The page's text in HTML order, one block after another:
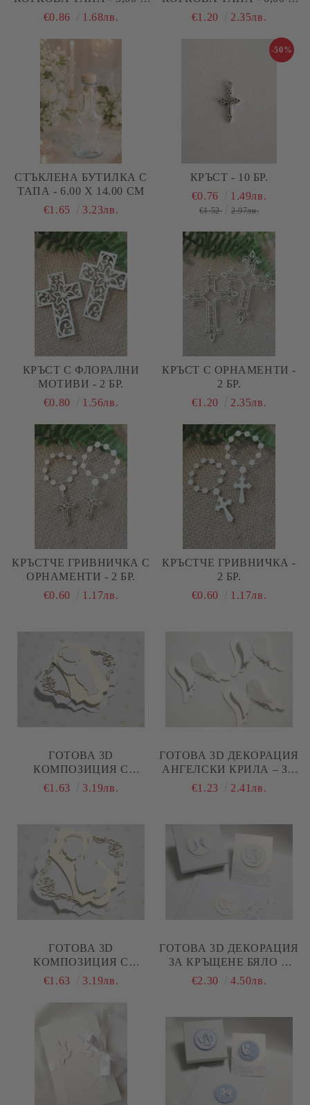
5,00 Х 11,00 СМ
€0.86 1.68лв.
6.00 Х 14.00 СМ
€1.20 2.35лв.
СТЪКЛЕНА БУТИЛКА С
ТАПА - 6.00 Х 14.00 СМ
€1.65
3.23лв.
КРЪСТ - 10 БР.
-50%
€0.76 1.49лв.
€1.52 2.97лв.
КРЪСТ С ФЛОРАЛНИ
МОТИВИ - 2 БР.
€0.80
1.56лв.
КРЪСТ С ОРНАМЕНТИ -
2 БР.
€1.20
2.35лв.
КРЪСТЧЕ ГРИВНИЧКА С
ОРНАМЕНТИ - 2 БР.
€0.60
1.17лв.
КРЪСТЧЕ ГРИВНИЧКА -
2 БР.
€0.60
1.17лв.
ГОТОВА 3D
КОМПОЗИЦИЯ С
АНГЕЛЧЕ ЗА БЕБЕ
СКРАПБУК
€1.63 3.19лв.
ГОТОВА 3D ДЕКОРАЦИЯ
АНГЕЛСКИ КРИЛА – ЗА
КРЪЩЕНЕ, КАРТИЧКИ И
€1.23 2.41лв.
ГОТОВА 3D
КОМПОЗИЦИЯ С
АНГЕЛЧЕ ЗА БЕБЕ
ЗА КРЪЩЕНЕ И
€1.63 3.19лв.
ГОТОВА 3D ДЕКОРАЦИЯ
ЗА КРЪЩЕНЕ БЯЛО И
ШАМПАНСКО - 3 БРОЯ
€2.30 4.50лв.